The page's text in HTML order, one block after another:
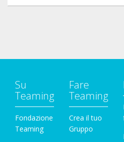
Su
Teaming
Fondazione
Teaming
Fare
Teaming
Crea il tuo
Gruppo